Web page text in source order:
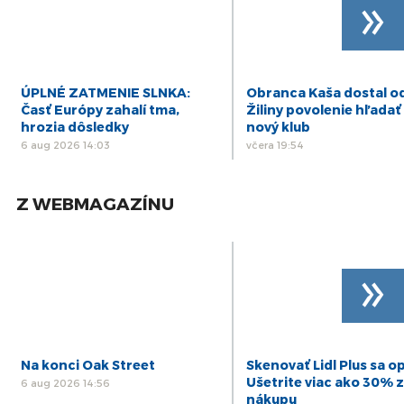
ÚPLNÉ ZATMENIE SLNKA:
Časť Európy zahalí tma,
hrozia dôsledky
6 aug 2026 14:03
Obranca Kaša dostal
Žiliny povolenie hľadať
nový klub
včera 19:54
»
Z WEBMAGAZÍNU
Na konci Oak Street
6 aug 2026 14:56
Skenovať Lidl Plus sa
Ušetrite viac ako 30% z
nákupu
»